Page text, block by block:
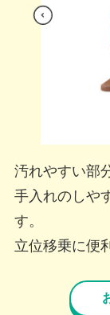
Pre
viou
汚れやすい部
手入れのしや
す。
立位移乗に便